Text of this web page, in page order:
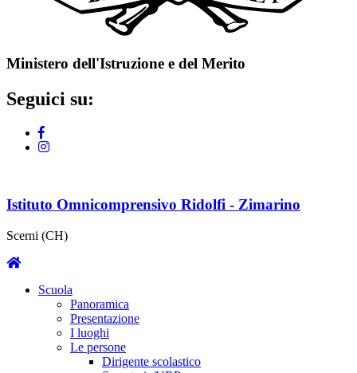
Ministero dell'Istruzione e del Merito
Seguici su:
Istituto Omnicomprensivo Ridolfi - Zimarino
Scerni (CH)
Scuola
Panoramica
Presentazione
I luoghi
Le persone
Dirigente scolastico